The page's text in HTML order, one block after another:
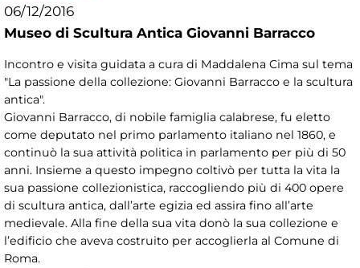
06/12/2016
Museo di Scultura Antica Giovanni Barracco
Incontro e visita guidata a cura di Maddalena Cima sul tema
"La passione della collezione: Giovanni Barracco e la scultura
antica".
Giovanni Barracco, di nobile famiglia calabrese, fu eletto
come deputato nel primo parlamento italiano nel 1860, e
continuò la sua attività politica in parlamento per più di 50
anni. Insieme a questo impegno coltivò per tutta la vita la
sua passione collezionistica, raccogliendo più di 400 opere
di scultura antica, dall’arte egizia ed assira fino all’arte
medievale. Alla fine della sua vita donò la sua collezione e
l’edificio che aveva costruito per accoglierla al Comune di
Roma.